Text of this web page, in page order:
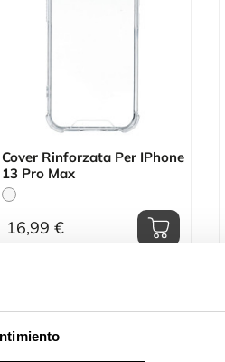
Cover Rinforzata Per IPhone
13 Pro Max
16,99 €